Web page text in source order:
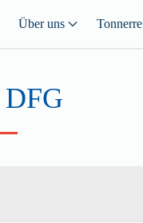
Über uns Tonnerre